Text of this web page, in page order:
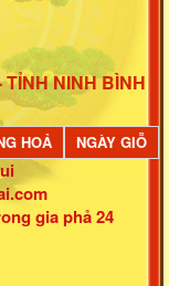
NINH BÌNH
HOẢ NGÀY GIỖ
gia phả 24